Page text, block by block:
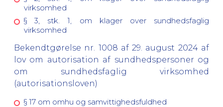
virksomhed
§ 3, stk. 1, om klager over sundhedsfaglig
virksomhed
Bekendtgørelse nr. 1008 af 29. august 2024 af
lov om autorisation af sundhedspersoner og
om sundhedsfaglig virksomhed
(autorisationsloven)
§ 17 om omhu og samvittighedsfuldhed